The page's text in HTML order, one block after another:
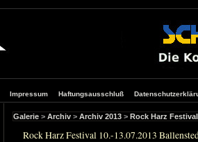
Impressum Haftungsausschluß
Galerie > Archiv > Archiv 2013 > Rock Harz
Rock Harz Festival 10.-13.07.2013